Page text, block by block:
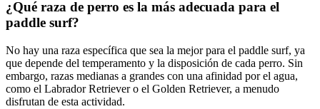
¿Qué raza de perro es la más adecuada para el
paddle surf?
No hay una raza específica que sea la mejor para el paddle surf, ya
que depende del temperamento y la disposición de cada perro. Sin
embargo, razas medianas a grandes con una afinidad por el agua,
como el Labrador Retriever o el Golden Retriever, a menudo
disfrutan de esta actividad.